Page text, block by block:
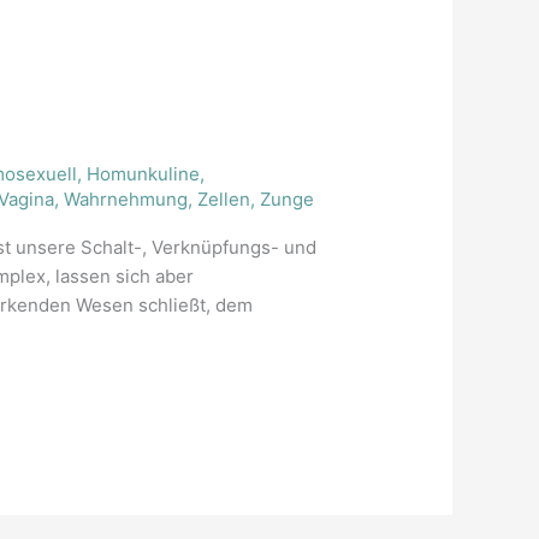
, Homunkuline,
,Wahrnehmung, Zellen, Zunge
unsere Schalt-, Verknüpfungs- und
lassen sich aber
Wesen schließt, dem